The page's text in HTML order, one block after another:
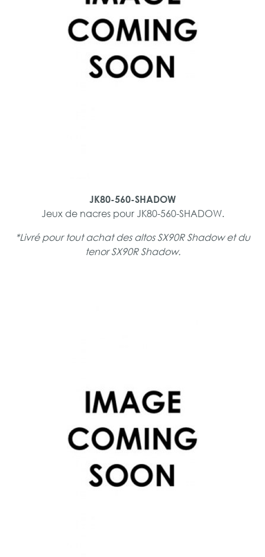
JK80-560-SHADOW
Jeux de nacres pour JK80-560-SHADOW.
*Livré pour tout achat des altos SX90R Shadow et du
tenor SX90R Shadow.